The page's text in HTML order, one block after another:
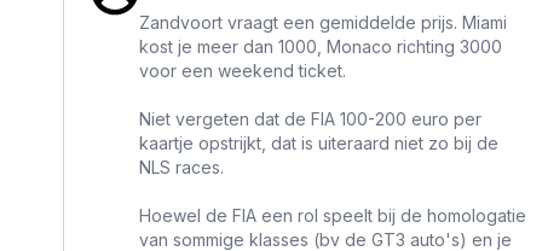
Zandvoort vraagt een gemiddelde prijs. Miami
kost je meer dan 1000, Monaco richting 3000
voor een weekend ticket.
Niet vergeten dat de FIA 100-200 euro per
kaartje opstrijkt, dat is uiteraard niet zo bij de
NLS races.
Hoewel de FIA een rol speelt bij de homologatie
van sommige klasses (bv de GT3 auto's) en je